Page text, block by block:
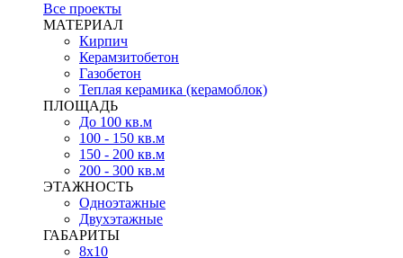
Все проекты
МАТЕРИАЛ
Кирпич
Керамзитобетон
Газобетон
Теплая керамика (керамоблок)
ПЛОЩАДЬ
До 100 кв.м
100 - 150 кв.м
150 - 200 кв.м
200 - 300 кв.м
ЭТАЖНОСТЬ
Одноэтажные
Двухэтажные
ГАБАРИТЫ
8х10